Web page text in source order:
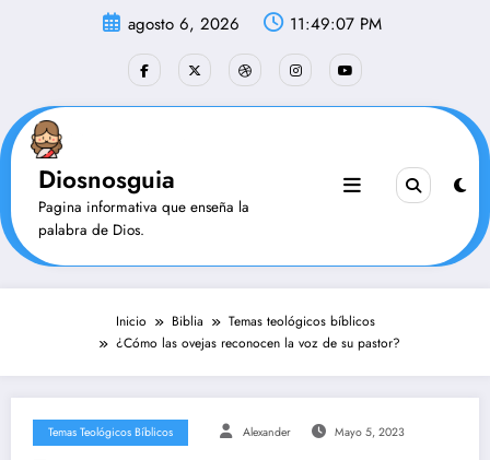
agosto 6, 2026 11:49:08 PM
Diosnosguia
Pagina informativa que enseña la
palabra de Dios.
Inicio Biblia
Temas teológicos bíblicos
¿Cómo las ovejas reconocen la voz de su pastor?
Temas Teológicos Bíblicos Alexander Mayo 5, 2023